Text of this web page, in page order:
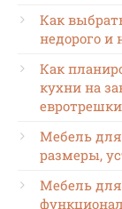
Как
недорого и
Как
кухни на
евротрешки
Мебель
размеры,
Мебель